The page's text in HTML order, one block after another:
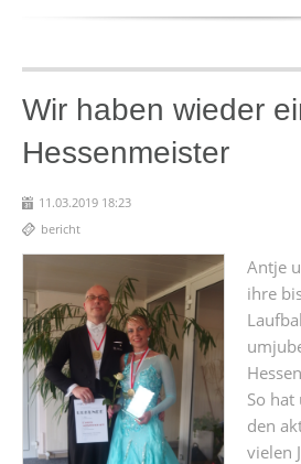
Wir haben wieder
Hessenmeister
11.03.2019 18:23
bericht
Antje
ihre
So
den
vielen